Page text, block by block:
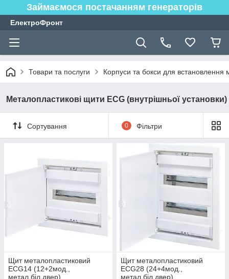
Займаємося постачанням генераторів
ЕлектроФронт
Товари та послуги Корпуси та бокси для встановлення
Металопластикові щити ECG (внутрішньої установки)
Сортування 0 Фільтри
Щит металопластиковий
ECG14 (12+2мод.,
метал.біл.двер)
Щит металопластиковий
ECG28 (24+4мод.,
метал.біл.двер)